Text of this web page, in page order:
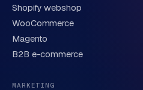
Korte omschrijving van je
Shopify webshop
WooCommerce
Magento
B2B e-commerce
MARKETING